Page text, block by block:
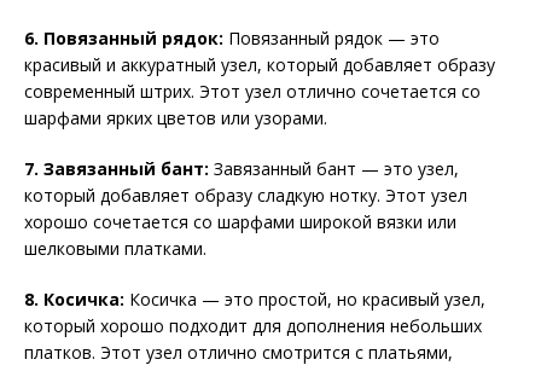
6. Повязанный рядок: Повязанный рядок — это
красивый и аккуратный узел, который добавляет образу
современный штрих. Этот узел отлично сочетается со
шарфами ярких цветов или узорами.
7. Завязанный бант: Завязанный бант — это узел,
который добавляет образу сладкую нотку. Этот узел
хорошо сочетается со шарфами широкой вязки или
шелковыми платками.
8. Косичка: Косичка — это простой, но красивый узел,
который хорошо подходит для дополнения небольших
платков. Этот узел отлично смотрится с платьями,